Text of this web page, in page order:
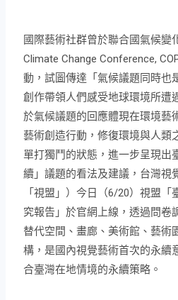
國際藝術社群曾於聯合國氣候變
Climate Change Conference,
動，試圖傳達「氣候議題同時也
創作帶領人們感受地球環境所遭
於氣候議題的回應體現在環境藝
藝術創造行動，修復環境與人類
單打獨鬥的狀態，進一步呈現出
續」議題的看法及建議，台灣視
「視盟」）今日（6/20）視盟
究報告」於官網上線，透過問卷
替代空間、畫廊、美術館、藝術
構，是國內視覺藝術首次的永續
合臺灣在地情境的永續策略。